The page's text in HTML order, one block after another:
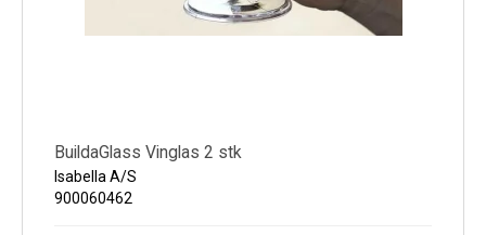
BuildaGlass Vinglas 2 stk
Isabella A/S
900060462